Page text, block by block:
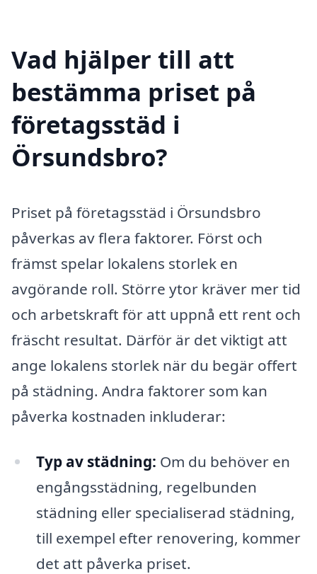
Vad hjälper till att
bestämma priset på
företagsstäd i
Örsundsbro?
Priset på företagsstäd i Örsundsbro
påverkas av flera faktorer. Först och
främst spelar lokalens storlek en
avgörande roll. Större ytor kräver mer tid
och arbetskraft för att uppnå ett rent och
fräscht resultat. Därför är det viktigt att
ange lokalens storlek när du begär offert
på städning. Andra faktorer som kan
påverka kostnaden inkluderar:
Typ av städning: Om du behöver en
engångsstädning, regelbunden
städning eller specialiserad städning,
till exempel efter renovering, kommer
det att påverka priset.